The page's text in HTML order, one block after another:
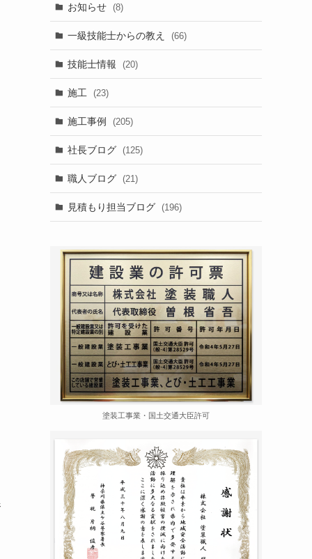
お知らせ (8)
一級技能士からの教え (66)
技能士情報 (20)
施工 (23)
施工事例 (205)
社長ブログ (125)
職人ブログ (21)
見積もり担当ブログ (196)
塗装工事業・国土交通大臣許可